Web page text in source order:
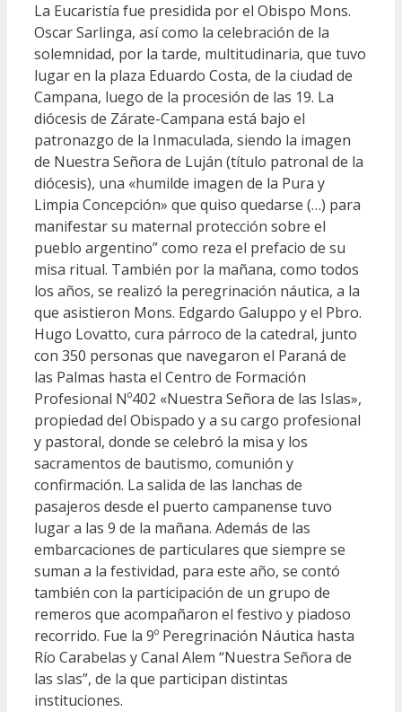
La Eucaristía fue presidida por el Obispo Mons.
Oscar Sarlinga, así como la celebración de la
solemnidad, por la tarde, multitudinaria, que tuvo
lugar en la plaza Eduardo Costa, de la ciudad de
Campana, luego de la procesión de las 19. La
diócesis de Zárate-Campana está bajo el
patronazgo de la Inmaculada, siendo la imagen
de Nuestra Señora de Luján (título patronal de la
diócesis), una «humilde imagen de la Pura y
Limpia Concepción» que quiso quedarse (…) para
manifestar su maternal protección sobre el
pueblo argentino” como reza el prefacio de su
misa ritual. También por la mañana, como todos
los años, se realizó la peregrinación náutica, a la
que asistieron Mons. Edgardo Galuppo y el Pbro.
Hugo Lovatto, cura párroco de la catedral, junto
con 350 personas que navegaron el Paraná de
las Palmas hasta el Centro de Formación
Profesional Nº402 «Nuestra Señora de las Islas»,
propiedad del Obispado y a su cargo profesional
y pastoral, donde se celebró la misa y los
sacramentos de bautismo, comunión y
confirmación. La salida de las lanchas de
pasajeros desde el puerto campanense tuvo
lugar a las 9 de la mañana. Además de las
embarcaciones de particulares que siempre se
suman a la festividad, para este año, se contó
también con la participación de un grupo de
remeros que acompañaron el festivo y piadoso
recorrido. Fue la 9º Peregrinación Náutica hasta
Río Carabelas y Canal Alem “Nuestra Señora de
las slas”, de la que participan distintas
instituciones.